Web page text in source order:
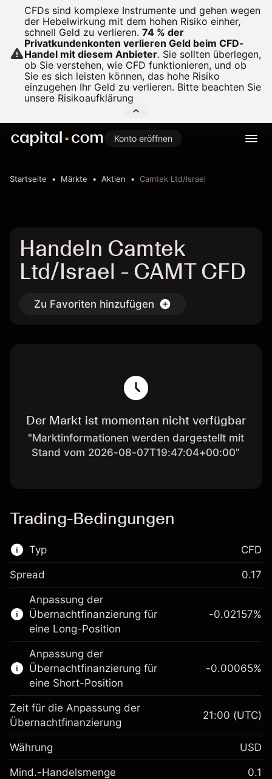
CFDs sind komplexe Instrumente und gehen wegen
der Hebelwirkung mit dem hohen Risiko einher,
schnell Geld zu verlieren. 74 % der
Privatkundenkonten verlieren Geld beim CFD-
Handel mit diesem Anbieter. Sie sollten überlegen,
ob Sie verstehen, wie CFD funktionieren, und ob
Sie es sich leisten können, das hohe Risiko
einzugehen Ihr Geld zu verlieren. Bitte beachten Sie
unsere Risikoaufklärung
Konto eröffnen
Startseite Märkte Aktien Camtek Ltd/Israel
Handeln Camtek
Ltd/Israel - CAMT CFD
Zu Favoriten hinzufügen
Der Markt ist momentan nicht verfügbar
"Marktinformationen werden dargestellt mit
Stand vom 2026-08-07T19:47:04+00:00"
Trading-Bedingungen
Typ
Dieser Finanzmarkt steht für das CFD-
Trading zur Verfügung.
Erfahren Sie mehr über:
CFDs
CFD
Spread 0.17
Anpassung der
Übernachtfinanzierung für
eine Long-Position
Margin. Ihre Investition
$1,000.00
Anpassung der
Übernachtfinanzierung
-0.02157%
Anpassung der
Übernachtfinanzierung für
eine Short-Position
-0.00065%
Zeit für die Anpassung der
Übernachtfinanzierung
21:00 (UTC)
Währung USD
Mind.-Handelsmenge 0.1